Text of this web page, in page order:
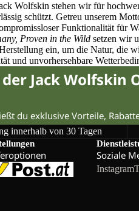
Wolfskin stehen wir für
schützt. Getreu unserem
Funktionalität für
Proven in the Wild setzen wir
ein, um die Natur, die
und unvorhersehbare
Jack
du exklusive Vorteile,
innerhalb von 30 Tagen
Soziale
Instagram